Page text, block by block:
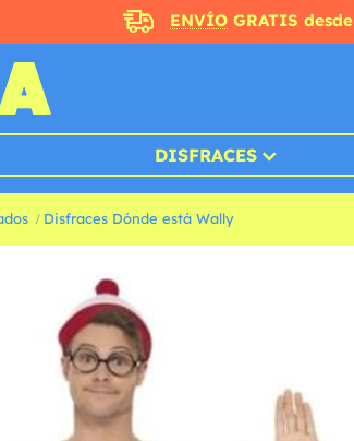
ENVÍOGRATIS desde
DISFRACES
Disfraces Dónde está Wally